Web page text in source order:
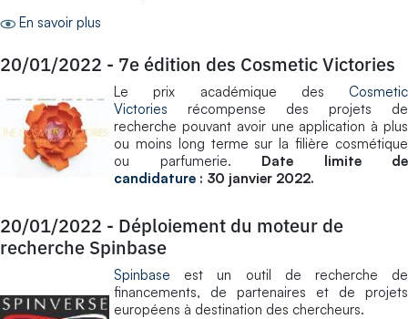
En savoir plus
20/01/2022 - 7e édition des Cosmetic Victories
Le prix académique des Cosmetic
Victories récompense des projets de
recherche pouvant avoir une application à plus
ou moins long terme sur la filière cosmétique
ou parfumerie. Date limite de
candidature : 30 janvier 2022.
20/01/2022 - Déploiement du moteur de
recherche Spinbase
​Spinbase est un outil de recherche de
financements, de partenaires et de projets
européens à destination des chercheurs.